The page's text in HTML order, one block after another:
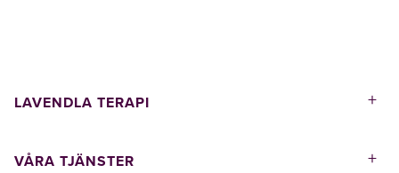
LAVENDLA TERAPI +
VÅRA TJÄNSTER +